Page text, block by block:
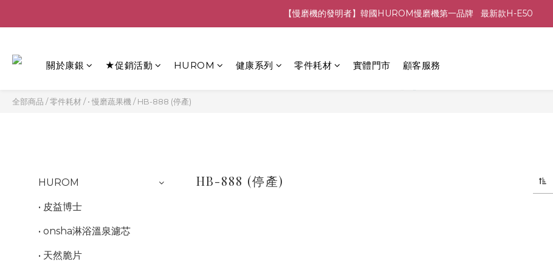
【慢磨機的發明者】韓國HUROM慢磨機第一品牌   最新款H-E50
關於康銀 ★促銷活動 HUROM 健康系列 零件耗材 實體門市 顧客服務
全部商品 /零件耗材/• 慢磨蔬果機 /HB-888 (停產)
HUROM
• 皮益博士
• onsha淋浴溫泉濾芯
• 天然脆片
HB-888 (停產)